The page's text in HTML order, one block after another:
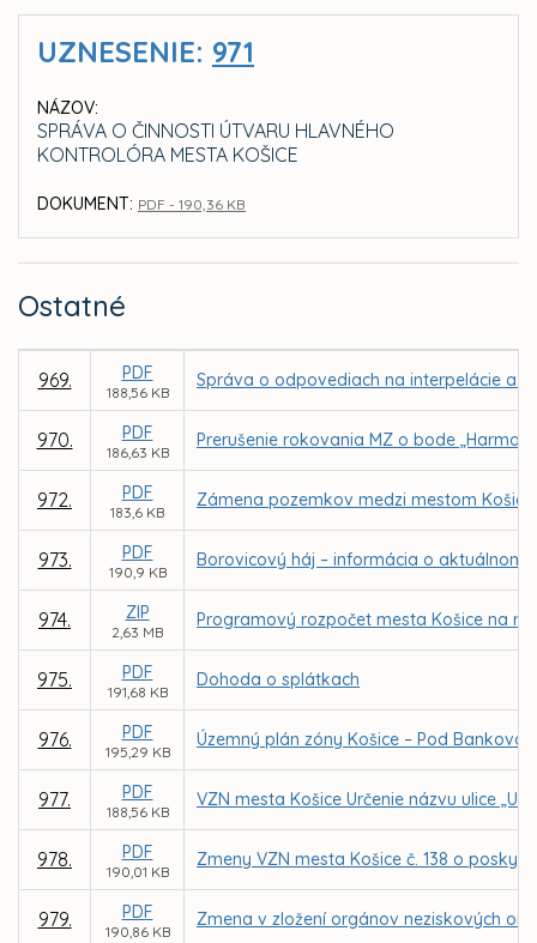
UZNESENIE: 971
NÁZOV:
SPRÁVA O ČINNOSTI ÚTVARU HLAVNÉHO
KONTROLÓRA MESTA KOŠICE
DOKUMENT: PDF - 190,36 KB
Ostatné
969. PDF
188,56 KB
Správa o odpovediach na interpelácie a
970. PDF
186,63 KB
Prerušenie rokovania MZ o bode
972. PDF
183,6 KB
Zámena pozemkov medzi mestom Košice
973. PDF
190,9 KB
Borovicový háj – informácia o aktuálnom
974. ZIP
2,63 MB
Programový rozpočet mesta Košice na
975. PDF
191,68 KB
Dohoda o splátkach
976. PDF
195,29 KB
Územný plán zóny Košice – Pod
977. PDF
188,56 KB
VZN mesta Košice Určenie názvu ulice
978. PDF
190,01 KB
Zmeny VZN mesta Košice č. 138 o
979. PDF
190,86 KB
Zmena v zložení orgánov neziskových